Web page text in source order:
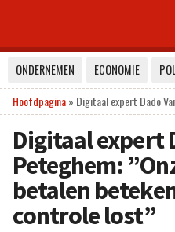
ONDERNEMEN ECONOMIE
Hoofdpagina» Digitaal expert Dado
Digitaal expert
Peteghem:
betalen
controle lost”